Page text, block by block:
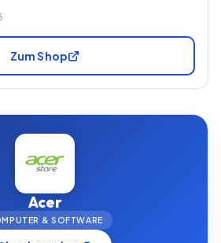
Zum Shop
Acer
& SOFTWARE